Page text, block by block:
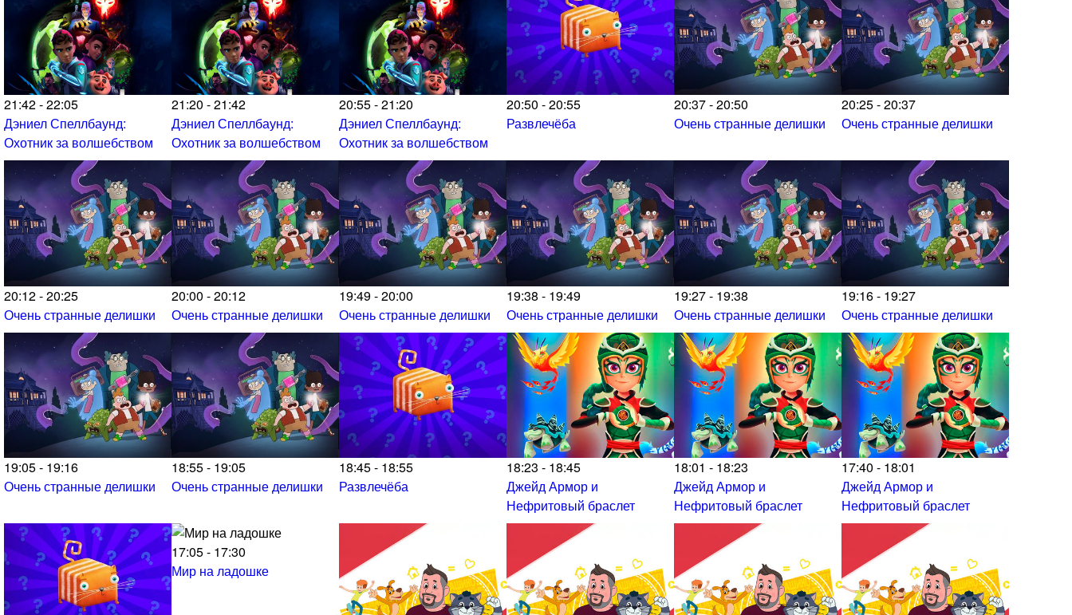
21:42 - 22:05
Дэниел Спеллбаунд:
Охотник за волшебством
21:20 - 21:42
Дэниел Спеллбаунд:
Охотник за волшебством
20:55 - 21:20
Дэниел Спеллбаунд:
Охотник за волшебством
20:50 - 20:55
Развлечёба
20:37 - 20:50
Очень странные делишки
20:25 - 20:37
Очень странные делишки
20:12 - 20:25
Очень странные делишки
20:00 - 20:12
Очень странные делишки
19:49 - 20:00
Очень странные делишки
19:38 - 19:49
Очень странные делишки
19:27 - 19:38
Очень странные делишки
19:16 - 19:27
Очень странные делишки
19:05 - 19:16
Очень странные делишки
18:55 - 19:05
Очень странные делишки
18:45 - 18:55
Развлечёба
18:23 - 18:45
Джейд Армор и
Нефритовый браслет
18:01 - 18:23
Джейд Армор и
Нефритовый браслет
17:40 - 18:01
Джейд Армор и
Нефритовый браслет
17:05 - 17:30
Мир на ладошке